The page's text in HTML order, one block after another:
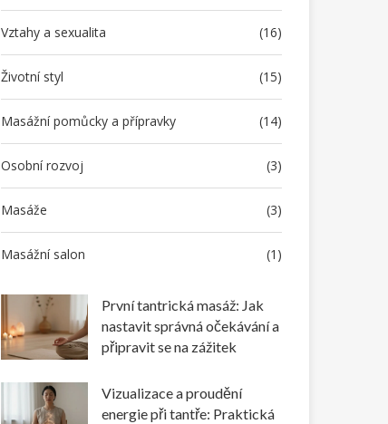
Vztahy a sexualita (16)
Životní styl (15)
Masážní pomůcky a přípravky (14)
Osobní rozvoj (3)
Masáže (3)
Masážní salon (1)
První tantrická masáž: Jak
nastavit správná očekávání a
připravit se na zážitek
Vizualizace a proudění
energie při tantře: Praktická